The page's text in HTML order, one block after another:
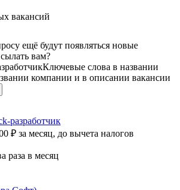
вакансий
ещё будут появляться новые
вам?
Ключевые слова в названии
компании и в описании вакансии
разработчик
₽ за месяц, до вычета налогов
раза в месяц